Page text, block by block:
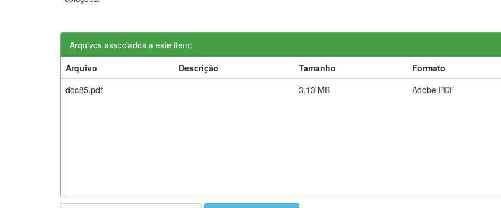
Arquivos associados a este item:
Arquivo
Descrição Tamanho
Formato
doc85.pdf
3,13 MB Adobe PDF